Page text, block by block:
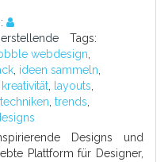
Tags:
webdesign
ideen sammeln
kreativität layouts
techniken trends
Designs und
Plattform für Designer,